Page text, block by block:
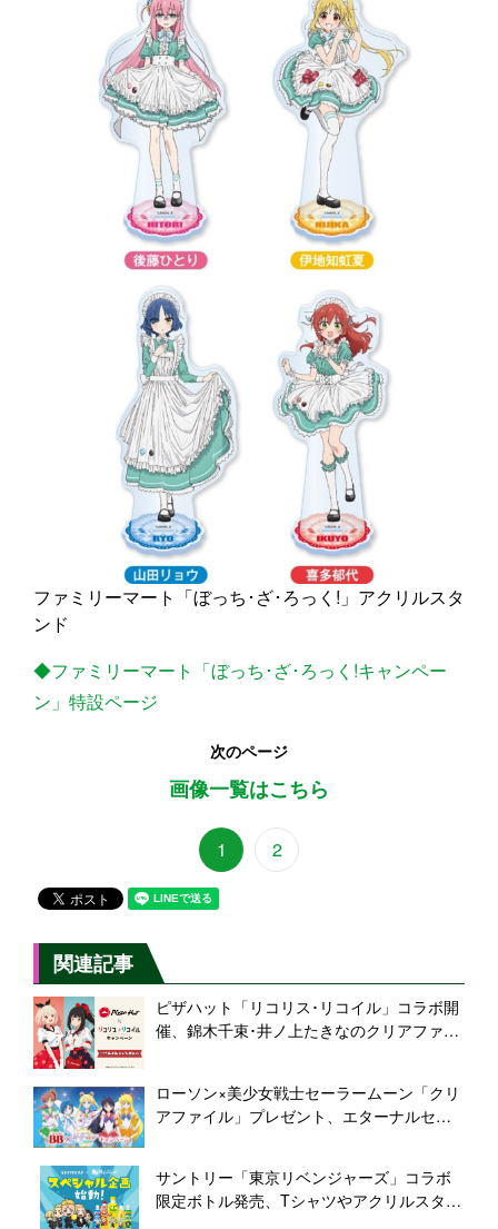
ファミリーマート「ぼっち･ざ･ろっく!」アクリルスタ
ンド
◆ファミリーマート「ぼっち･ざ･ろっく!キャンペー
ン」特設ページ
次のページ
画像一覧はこちら
1 2
関連記事
ピザハット「リコリス･リコイル」コラボ開
催、錦木千束･井ノ上たきなのクリアファイ
ローソン×美少女戦士セーラームーン「クリ
アファイル」プレゼント、エターナルセー
版「Cosmos(コスモス)」公開記念
サントリー「東京リベンジャーズ」コラボ
限定ボトル発売、Tシャツやアクリルスタン